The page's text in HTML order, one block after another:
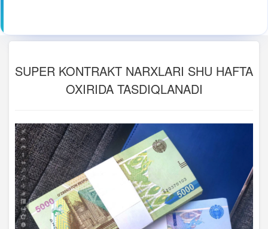
SUPER KONTRAKT NARXLARI SHU HAFTA
OXIRIDA TASDIQLANADI